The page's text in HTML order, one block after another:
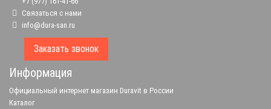
Связаться с нами
info@dura-san.ru
Заказать звонок
Информация
Официальный интернет магазин Duravit в России
Каталог